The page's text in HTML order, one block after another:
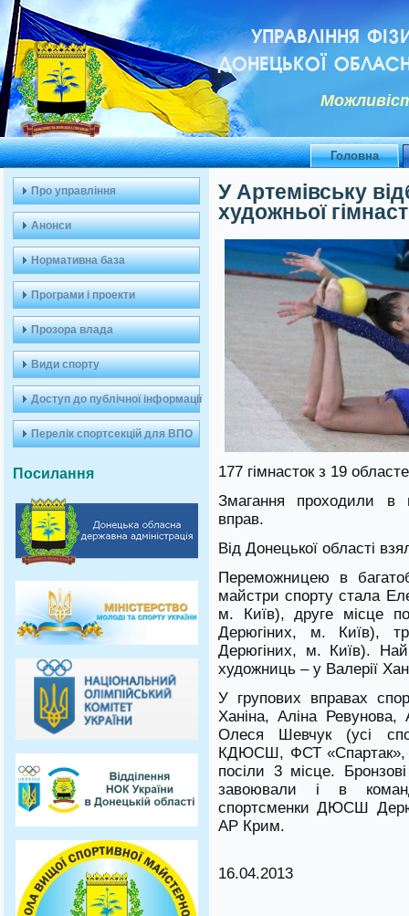
УПРАВЛІННЯ
ДОНЕЦЬКОЇ
Головна
Про управління
Анонси
Нормативна база
Програми і проекти
Прозора влада
Види спорту
Доступ до публічної інформації
Перелік спортсекцій для ВПО
Посилання
У Артемівську
художньої
177 гімнасток з 19
Змагання проходили в
вправ.
Від Донецької області
Переможницею в
майстри спорту стала
м. Київ), друге місце
Дерюгіних, м. Київ),
Дерюгіних, м. Київ).
художниць – у Валерії
У групових вправах
Ханіна, Аліна Ревунова,
Олеся Шевчук (усі
КДЮСШ, ФСТ «Спартак»,
посіли 3 місце.
завоювали і в
спортсменки ДЮСШ
АР Крим.
16.04.2013